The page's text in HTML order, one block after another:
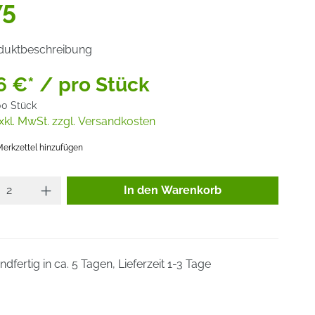
€* / pro Stück
Stück
MwSt. zzgl. Versandkosten
hinzufügen
Produkt Anzahl: Gib den
In den Warenkorb
in ca. 5 Tagen, Lieferzeit 1-3 Tage